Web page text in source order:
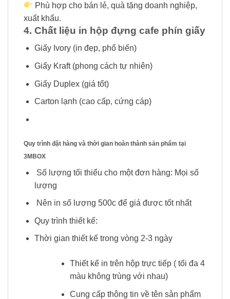
Phù hợp cho bán lẻ, quà tặng doanh nghiệp,
xuất khẩu.
4. Chất liệu in hộp đựng cafe phín giấy
Giấy Ivory (in đẹp, phổ biến)
Giấy Kraft (phong cách tự nhiên)
Giấy Duplex (giá tốt)
Carton lạnh (cao cấp, cứng cáp)
Quy trình đặt hàng và thời gian hoàn thành sản phẩm tại
3MBOX
Số lượng tối thiểu cho một đơn hàng: Mọi số
lượng
Nên in số lượng 500c để giá được tốt nhất
Quy trình thiết kế:
Thời gian thiết kế trong vòng 2-3 ngày
Thiết kế in trên hộp trực tiếp ( tối đa 4
màu không trùng với nhau)
Cung cấp thông tin về tên sản phẩm